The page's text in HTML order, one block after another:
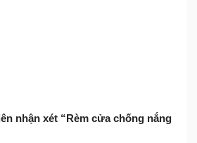
nhận xét “Rèm cửa chống nắng